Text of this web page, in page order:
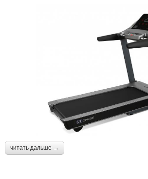
читать дальше →